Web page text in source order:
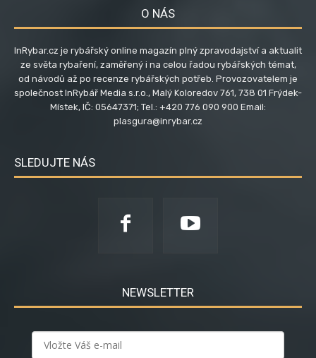
O NÁS
InRybar.cz je rybářský online magazín plný zpravodajství a aktualit
ze světa rybaření, zaměřený i na celou řadou rybářských témat,
od návodů až po recenze rybářských potřeb. Provozovatelem je
společnost InRybář Media s.r.o., Malý Koloredov 761, 738 01 Frýdek-
Místek, IČ: 05647371; Tel.: +420 776 090 900 Email:
plasgura@inrybar.cz
SLEDUJTE NÁS
NEWSLETTER